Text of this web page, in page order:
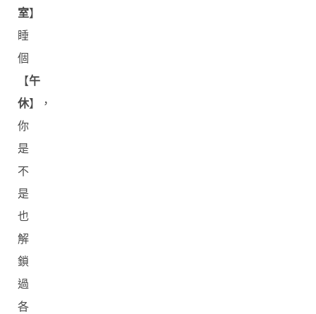
室】
睡
個
【午
休】，
你
是
不
是
也
解
鎖
過
各